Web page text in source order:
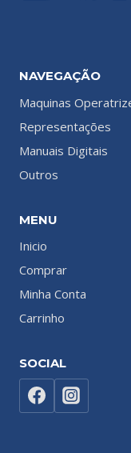
NAVEGAÇÃO
Maquinas
Representações
Manuais Digitais
Outros
MENU
Inicio
Comprar
Minha Conta
Carrinho
SOCIAL